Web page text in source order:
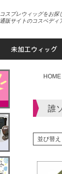
コスプレウィッグをお
通販サイトのコスペディ
HOME
誰
並び替え